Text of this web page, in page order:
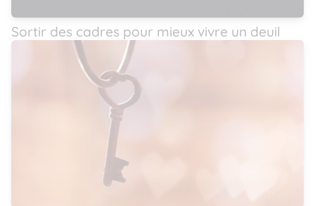
Sortir des cadres pour mieux vivre un deuil